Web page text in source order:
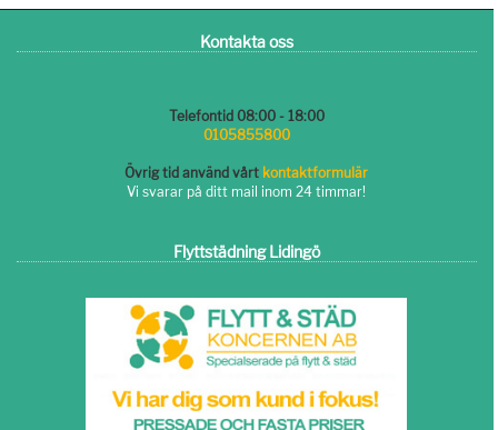
Kontakta oss
Telefontid 08:00 - 18:00
0105855800
Övrig tid använd vårt kontaktformulär
Vi svarar på ditt mail inom 24 timmar!
Flyttstädning Lidingö